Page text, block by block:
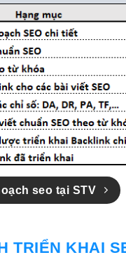
seo tại STV
TRIỂN KHAI